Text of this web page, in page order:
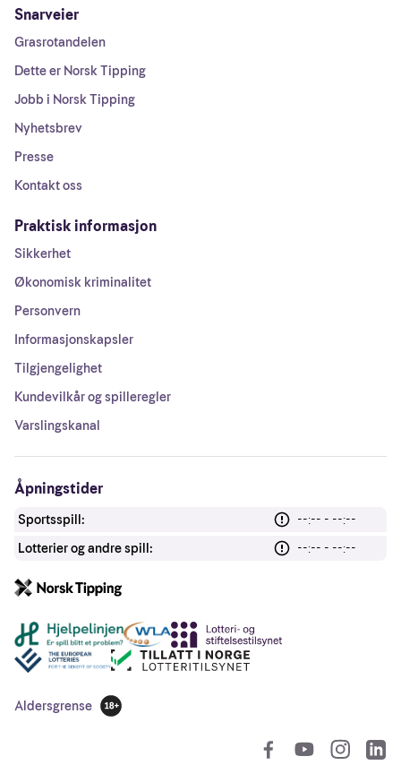
Snarveier
Grasrotandelen
Dette er Norsk Tipping
Jobb i Norsk Tipping
Nyhetsbrev
Presse
Kontakt oss
Praktisk informasjon
Sikkerhet
Økonomisk kriminalitet
Personvern
Informasjonskapsler
Tilgjengelighet
Kundevilkår og spilleregler
Varslingskanal
Åpningstider
Sportsspill:
--:-- - --:--
Lotterier og andre spill:
--:-- - --:--
Andre lenker
Aldersgrense
18 år